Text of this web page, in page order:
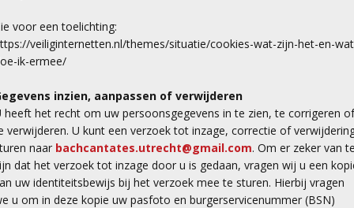
voor een toelichting:
veiliginternetten.nl/themes/situatie/cookies-wat-zijn-het-en-
ik-ermee/
inzien, aanpassen of verwijderen
heeft het recht om uw persoonsgegevens in te zien, te corrigeren of
verwijderen. U kunt een verzoek tot inzage, correctie of
naar bachcantates.utrecht@gmail.com. Om er zeker van te
dat het verzoek tot inzage door u is gedaan, vragen wij u een
uw identiteitsbewijs bij het verzoek mee te sturen. Hierbij vragen
u om in deze kopie uw pasfoto en burgerservicenummer (BSN)